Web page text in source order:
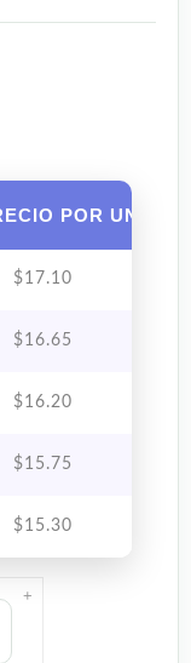
POR UNIDAD
$17.10
$16.65
$16.20
$15.75
$15.30
+